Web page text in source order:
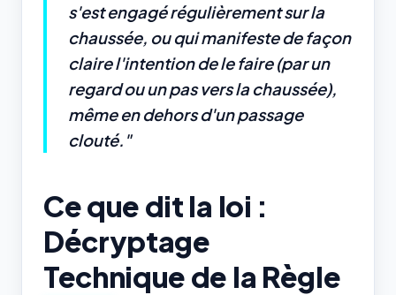
s'est engagé régulièrement sur la
chaussée, ou qui manifeste de façon
claire l'intention de le faire (par un
regard ou un pas vers la chaussée),
même en dehors d'un passage
clouté."
Ce que dit la loi :
Décryptage
Technique de la Règle